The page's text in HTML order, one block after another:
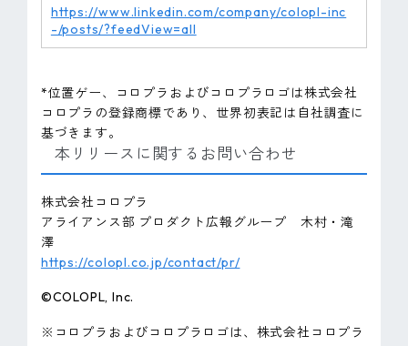
https://www.linkedin.com/company/colopl-inc
-/posts/?feedView=all
*位置ゲー、コロプラおよびコロプラロゴは株式会社
コロプラの登録商標であり、世界初表記は自社調査に
基づきます。
本リリースに関するお問い合わせ
株式会社コロプラ
アライアンス部 プロダクト広報グループ 木村・滝
澤
https://colopl.co.jp/contact/pr/
©COLOPL, Inc.
※コロプラおよびコロプラロゴは、株式会社コロプラ